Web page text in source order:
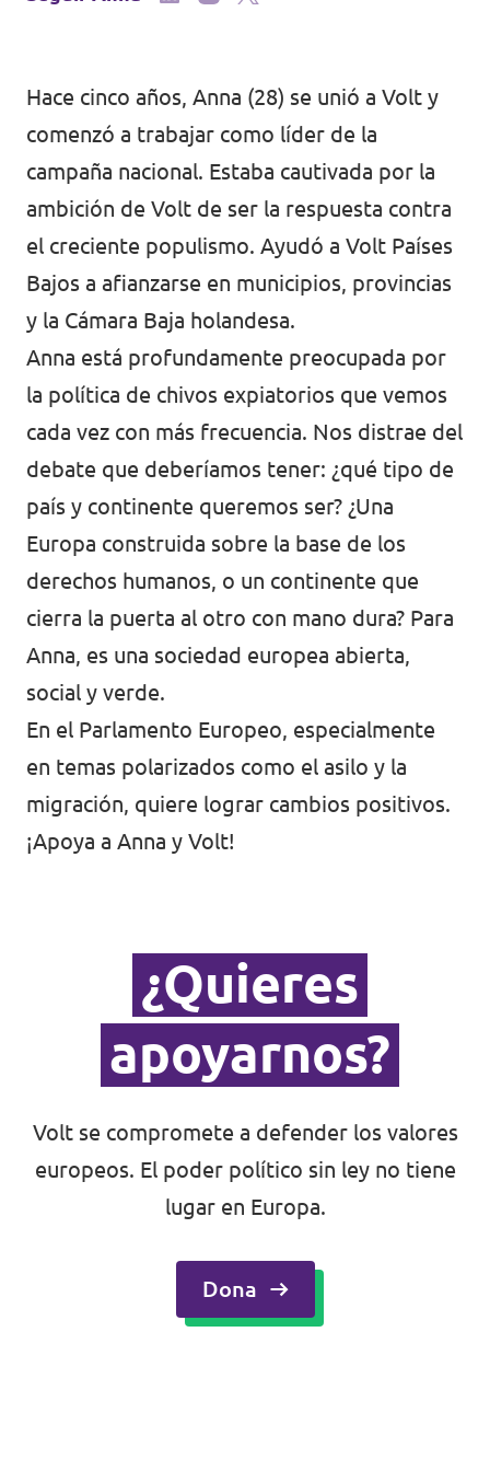
Volt Italia
Volt Kosovo
Volt Letonia [facebook]
Volt Lituania [facebook]
Volt Luxemburgo
Volt Malta
Volt Noruega [facebook]
Volt Países Bajos
Volt Polonia
Volt Portugal
Volt Reino Unido
Volt Rumanía
Volt Suecia
Contacto
Hace cinco años, Anna (28) se unió a Volt y
comenzó a trabajar como líder de la
campaña nacional. Estaba cautivada por la
ambición de Volt de ser la respuesta contra
el creciente populismo. Ayudó a Volt Países
Bajos a afianzarse en municipios, provincias
y la Cámara Baja holandesa.
Anna está profundamente preocupada por
la política de chivos expiatorios que vemos
cada vez con más frecuencia. Nos distrae del
debate que deberíamos tener: ¿qué tipo de
país y continente queremos ser? ¿Una
Europa construida sobre la base de los
derechos humanos, o un continente que
cierra la puerta al otro con mano dura? Para
Anna, es una sociedad europea abierta,
social y verde.
En el Parlamento Europeo, especialmente
en temas polarizados como el asilo y la
migración, quiere lograr cambios positivos.
¡Apoya a Anna y Volt!
¿Quieres
apoyarnos?
Volt se compromete a defender los valores
europeos. El poder político sin ley no tiene
lugar en Europa.
Dona